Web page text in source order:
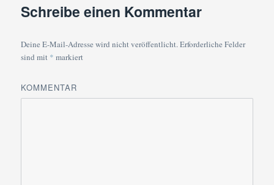
Schreibe einen Kommentar
Deine E-Mail-Adresse wird nicht veröffentlicht.Erforderliche Felder
sind mit * markiert
KOMMENTAR